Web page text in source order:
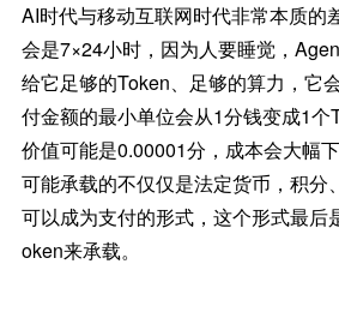
AI时代与移动互联网时代非常本质的
会是7×24小时，因为人要睡觉，
给它足够的Token、足够的算力，它
付金额的最小单位会从1分钱变成1个
价值可能是0.00001分，成本会大幅
可能承载的不仅仅是法定货币，积分
可以成为支付的形式，这个形式最后
oken来承载。